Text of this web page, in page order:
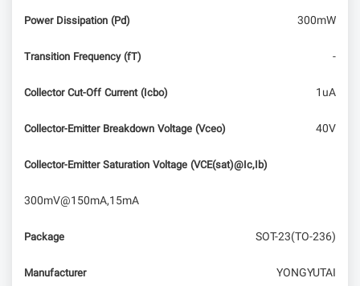
Power Dissipation (Pd) 300mW
Transition Frequency (fT) -
Collector Cut-Off Current (Icbo) 1uA
Collector-Emitter Breakdown Voltage (Vceo) 40V
Collector-Emitter Saturation Voltage (VCE(sat)@Ic,Ib)
300mV@150mA,15mA
Package SOT-23(TO-236)
Manufacturer YONGYUTAI